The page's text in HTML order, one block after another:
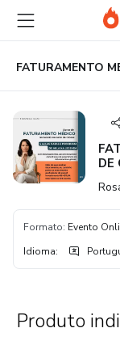
para
conteúdo
principal
para
pagamento
para
rodapé
DE
Formato: Evento
Idioma:
Produto